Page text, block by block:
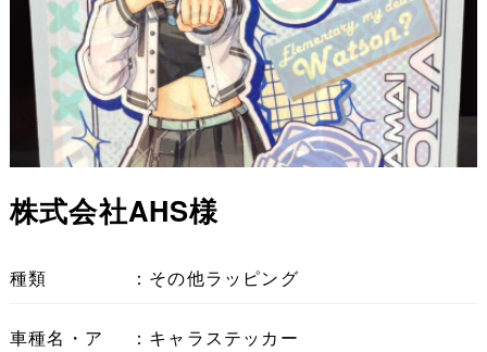
株式会社AHS様
種類 ：その他ラッピング
車種名・ア
：キャラステッカー